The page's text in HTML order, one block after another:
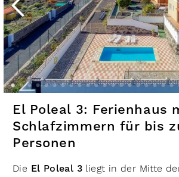
El Poleal 3: Ferienhaus
Schlafzimmern für bis
Personen
Die El Poleal 3 liegt in der Mitte